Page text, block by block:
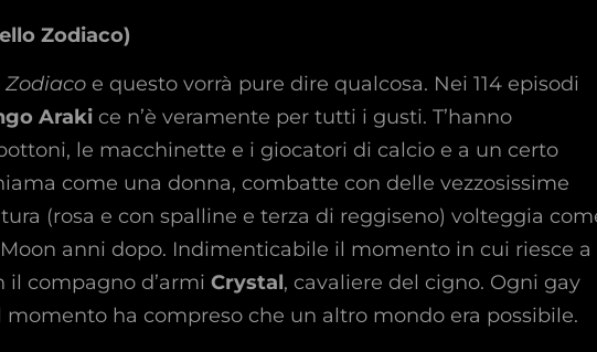
Zodiaco)
Zodiaco e questo vorrà pure dire qualcosa. Nei 114 episodi
Araki ce n’è veramente per tutti i gusti. T’hanno
le macchinette e i giocatori di calcio e a un certo
come una donna, combatte con delle vezzosissime
(rosa e con spalline e terza di reggiseno) volteggia
anni dopo. Indimenticabile il momento in cui riesce a
il compagno d’armi Crystal, cavaliere del cigno. Ogni gay
ha compreso che un altro mondo era possibile.